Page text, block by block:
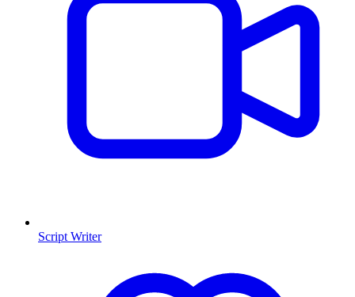
Script Writer